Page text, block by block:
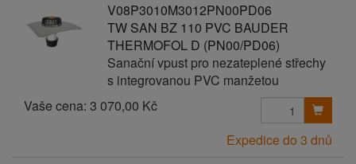
V08P3010M3012PN00PD06
TW SAN BZ 110 PVC BAUDER
THERMOFOL D (PN00/PD06)
Sanační vpust pro nezateplené střechy
s integrovanou PVC manžetou
Vaše cena: 3 070,00 Kč
Expedice do 3 dnů